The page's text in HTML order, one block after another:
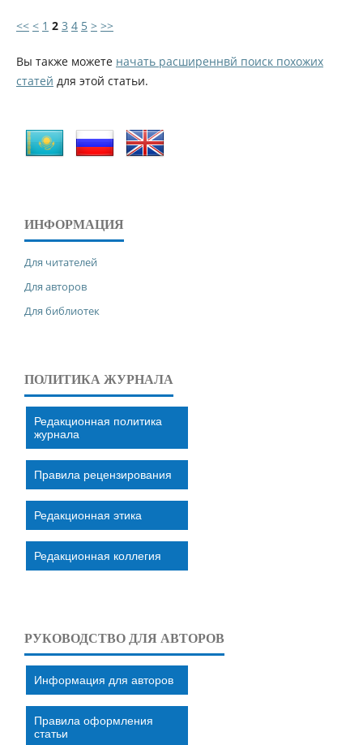
<< < 1 2 3 4 5 > >>
Вы также можете начать расширеннвй поиск похожих
статей для этой статьи.
ИНФОРМАЦИЯ
Для читателей
Для авторов
Для библиотек
ПОЛИТИКА ЖУРНАЛА
Редакционная политика
журнала
Правила рецензирования
Редакционная этика
Редакционная коллегия
РУКОВОДСТВО ДЛЯ АВТОРОВ
Информация для авторов
Правила оформления
статьи